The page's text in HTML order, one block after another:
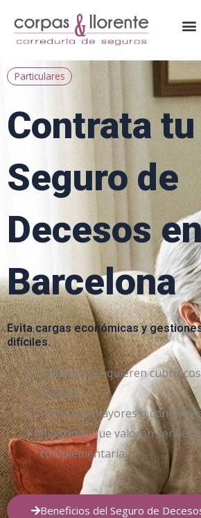
contenido
Particulares
Contrata tu
Seguro de
Decesos
Barcelona
Evita cargas económicas y
difíciles.
Familias que quieren cubrir
sepelio
Personas mayores o con
Personas que valoran
complementaria
Beneficios del Seguro de